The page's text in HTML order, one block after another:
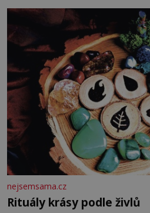
fyzický ani psychický nátlak.
chce být knězem a
nejsemsama.cz
Rituály krásy podle živlů